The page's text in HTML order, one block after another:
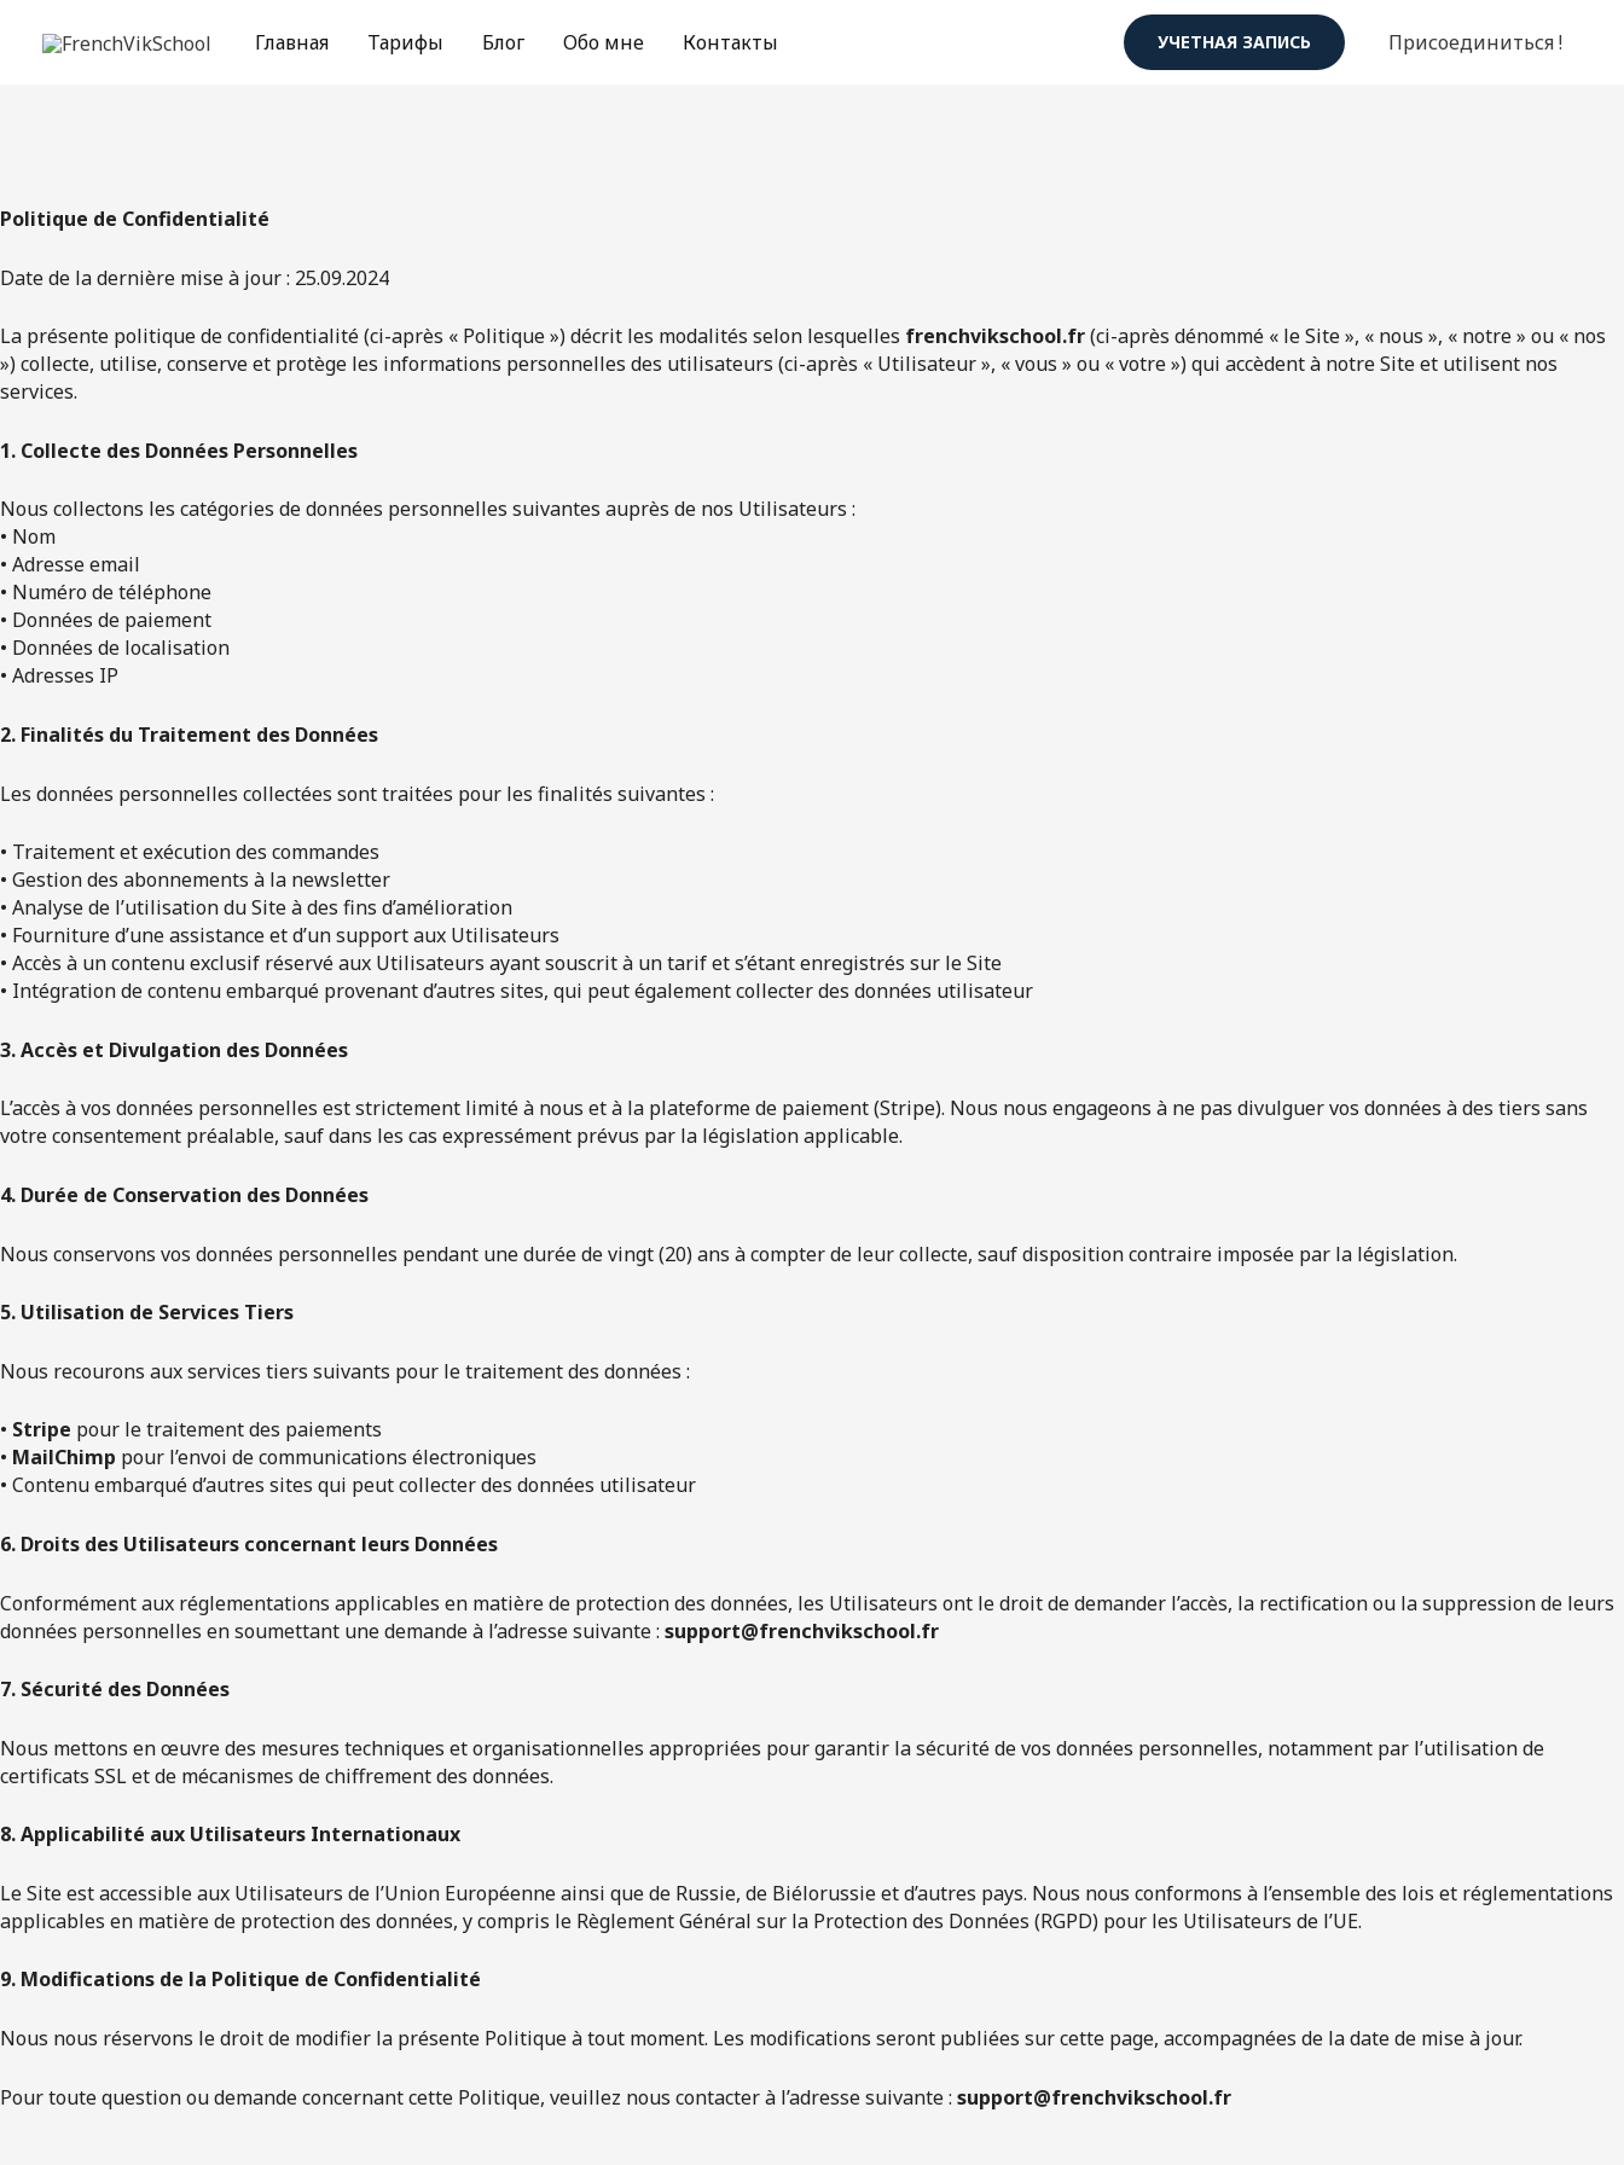
Главная Тарифы Блог Обо мне Контакты УЧЕТНАЯ ЗАПИСЬ Присоединиться !
Politique de Confidentialité
Date de la dernière mise à jour : 25.09.2024
La présente politique de confidentialité (ci-après « Politique ») décrit les modalités selon lesquelles frenchvikschool.fr(ci-après dénommé « le Site », « nous », « notre » ou « nos
») collecte, utilise, conserve et protège les informations personnelles des utilisateurs (ci-après « Utilisateur », « vous » ou « votre ») qui accèdent à notre Site et utilisent nos
services.
1. Collecte des Données Personnelles
Nous collectons les catégories de données personnelles suivantes auprès de nos Utilisateurs :
• Nom
• Adresse email
• Numéro de téléphone
• Données de paiement
• Données de localisation
• Adresses IP
2. Finalités du Traitement des Données
Les données personnelles collectées sont traitées pour les finalités suivantes :
• Traitement et exécution des commandes
• Gestion des abonnements à la newsletter
• Analyse de l’utilisation du Site à des fins d’amélioration
• Fourniture d’une assistance et d’un support aux Utilisateurs
• Accès à un contenu exclusif réservé aux Utilisateurs ayant souscrit à un tarif et s’étant enregistrés sur le Site
• Intégration de contenu embarqué provenant d’autres sites, qui peut également collecter des données utilisateur
3. Accès et Divulgation des Données
L’accès à vos données personnelles est strictement limité à nous et à la plateforme de paiement (Stripe). Nous nous engageons à ne pas divulguer vos données à des tiers sans
votre consentement préalable, sauf dans les cas expressément prévus par la législation applicable.
4. Durée de Conservation des Données
Nous conservons vos données personnelles pendant une durée de vingt (20) ans à compter de leur collecte, sauf disposition contraire imposée par la législation.
5. Utilisation de Services Tiers
Nous recourons aux services tiers suivants pour le traitement des données :
• Stripe pour le traitement des paiements
• MailChimp pour l’envoi de communications électroniques
• Contenu embarqué d’autres sites qui peut collecter des données utilisateur
6. Droits des Utilisateurs concernant leurs Données
Conformément aux réglementations applicables en matière de protection des données, les Utilisateurs ont le droit de demander l’accès, la rectification ou la suppression de leurs
données personnelles en soumettant une demande à l’adresse suivante : support@frenchvikschool.fr
7. Sécurité des Données
Nous mettons en œuvre des mesures techniques et organisationnelles appropriées pour garantir la sécurité de vos données personnelles, notamment par l’utilisation de
certificats SSL et de mécanismes de chiffrement des données.
8. Applicabilité aux Utilisateurs Internationaux
Le Site est accessible aux Utilisateurs de l’Union Européenne ainsi que de Russie, de Biélorussie et d’autres pays. Nous nous conformons à l’ensemble des lois et réglementations
applicables en matière de protection des données, y compris le Règlement Général sur la Protection des Données (RGPD) pour les Utilisateurs de l’UE.
9. Modifications de la Politique de Confidentialité
Nous nous réservons le droit de modifier la présente Politique à tout moment. Les modifications seront publiées sur cette page, accompagnées de la date de mise à jour.
Pour toute question ou demande concernant cette Politique, veuillez nous contacter à l’adresse suivante : support@frenchvikschool.fr